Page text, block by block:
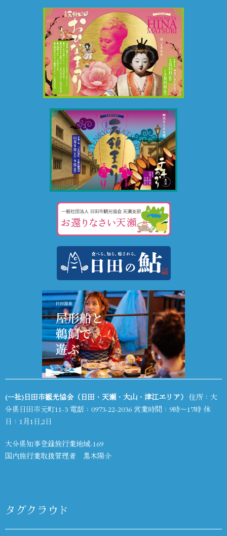
(一社)日田市観光協会（日田・天瀬・大山・津江エリア） 住所：大
分県日田市元町11-3 電話： 0973-22-2036 営業時間：9時～17時 休
日：1月1日,2日
大分県知事登録旅行業地域-169
国内旅行業取扱管理者 黒木陽介
タグクラウド